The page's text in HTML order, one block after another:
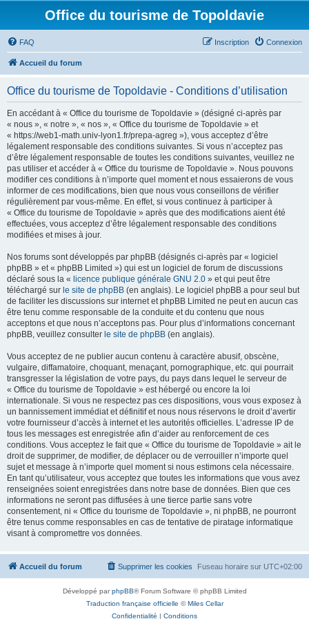
Office du tourisme de Topoldavie
FAQ Connexion
Inscription
Accueil du forum
Office du tourisme de Topoldavie - Conditions d’utilisation
En accédant à « Office du tourisme de Topoldavie » (désigné ci-après par
« nous », « notre », « nos », « Office du tourisme de Topoldavie » et
« https://web1-math.univ-lyon1.fr/prepa-agreg »), vous acceptez d’être
légalement responsable des conditions suivantes. Si vous n’acceptez pas
d’être légalement responsable de toutes les conditions suivantes, veuillez ne
pas utiliser et accéder à « Office du tourisme de Topoldavie ». Nous pouvons
modifier ces conditions à n’importe quel moment et nous essaierons de vous
informer de ces modifications, bien que nous vous conseillons de vérifier
régulièrement par vous-même. En effet, si vous continuez à participer à
« Office du tourisme de Topoldavie » après que des modifications aient été
effectuées, vous acceptez d’être légalement responsable des conditions
modifiées et mises à jour.
Nos forums sont développés par phpBB (désignés ci-après par « logiciel
phpBB » et « phpBB Limited ») qui est un logiciel de forum de discussions
déclaré sous la « licence publique générale GNU 2.0 » et qui peut être
téléchargé sur le site de phpBB (en anglais). Le logiciel phpBB a pour seul but
de faciliter les discussions sur internet et phpBB Limited ne peut en aucun cas
être tenu comme responsable de la conduite et du contenu que nous
acceptons et que nous n’acceptons pas. Pour plus d’informations concernant
phpBB, veuillez consulter le site de phpBB (en anglais).
Vous acceptez de ne publier aucun contenu à caractère abusif, obscène,
vulgaire, diffamatoire, choquant, menaçant, pornographique, etc. qui pourrait
transgresser la législation de votre pays, du pays dans lequel le serveur de
« Office du tourisme de Topoldavie » est hébergé ou encore la loi
internationale. Si vous ne respectez pas ces dispositions, vous vous exposez à
un bannissement immédiat et définitif et nous nous réservons le droit d’avertir
votre fournisseur d’accès à internet et les autorités officielles. L’adresse IP de
tous les messages est enregistrée afin d’aider au renforcement de ces
conditions. Vous acceptez le fait que « Office du tourisme de Topoldavie » ait le
droit de supprimer, de modifier, de déplacer ou de verrouiller n’importe quel
sujet et message à n’importe quel moment si nous estimons cela nécessaire.
En tant qu’utilisateur, vous acceptez que toutes les informations que vous avez
renseignées soient enregistrées dans notre base de données. Bien que ces
informations ne seront pas diffusées à une tierce partie sans votre
consentement, ni « Office du tourisme de Topoldavie », ni phpBB, ne pourront
être tenus comme responsables en cas de tentative de piratage informatique
visant à compromettre vos données.
Accueil du forum Fuseau horaire sur UTC+02:00
Supprimer les cookies
Développé parphpBB® Forum Software © phpBB Limited
Traduction française officielle ©Miles Cellar
Confidentialité | Conditions